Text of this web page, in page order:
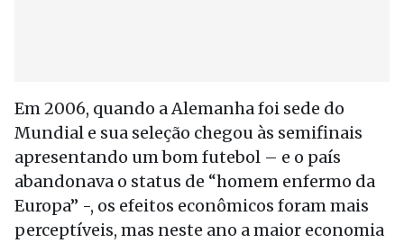
Em 2006, quando a Alemanha foi sede do
Mundial e sua seleção chegou às semifinais
apresentando um bom futebol – e o país
abandonava o status de “homem enfermo da
Europa” -, os efeitos econômicos foram mais
perceptíveis, mas neste ano a maior economia